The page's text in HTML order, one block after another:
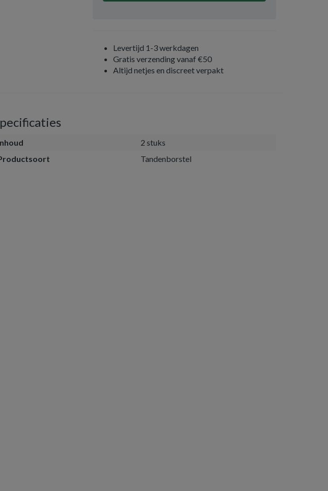
Levertijd 1-3 werkdagen
Gratis verzending vanaf €50
Altijd netjes en discreet verpakt
2 stuks
Tandenborstel